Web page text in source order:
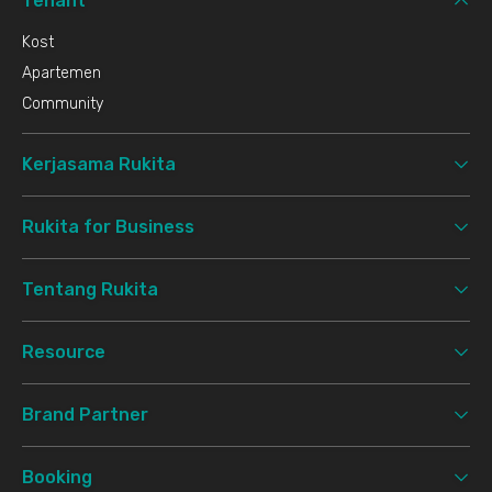
Kost
Apartemen
Community
Kerjasama Rukita
Rukita for Business
Tentang Rukita
Resource
Brand Partner
Booking